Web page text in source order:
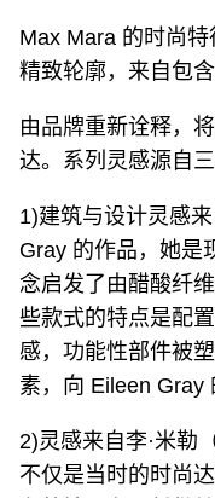
Max Mara 的时尚
精致轮廓，来自包
由品牌重新诠释，
达。系列灵感源自三
1)建筑与设计灵感
Gray 的作品，她是
念启发了由醋酸纤
些款式的特点是配
感，功能性部件被
素，向 Eileen Gray
2)灵感来自李·米勒
不仅是当时的时尚